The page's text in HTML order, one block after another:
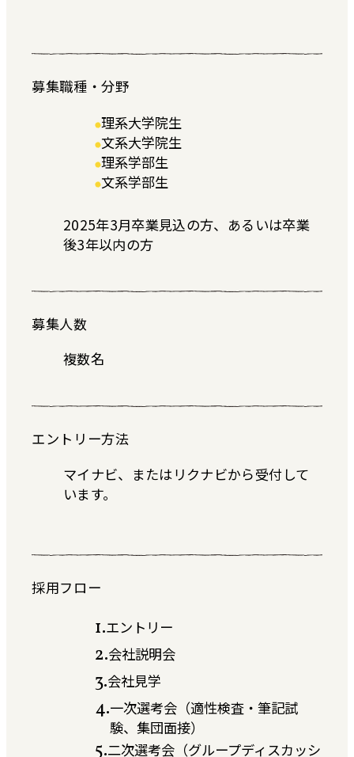
募集職種・分野
理系大学院生
文系大学院生
理系学部生
文系学部生
2025年3月卒業見込の方、あるいは卒業
後3年以内の方
募集人数
複数名
エントリー方法
マイナビ、またはリクナビから受付して
います。
採用フロー
エントリー
会社説明会
会社見学
一次選考会（適性検査・筆記試
験、集団面接）
二次選考会（グループディスカッシ